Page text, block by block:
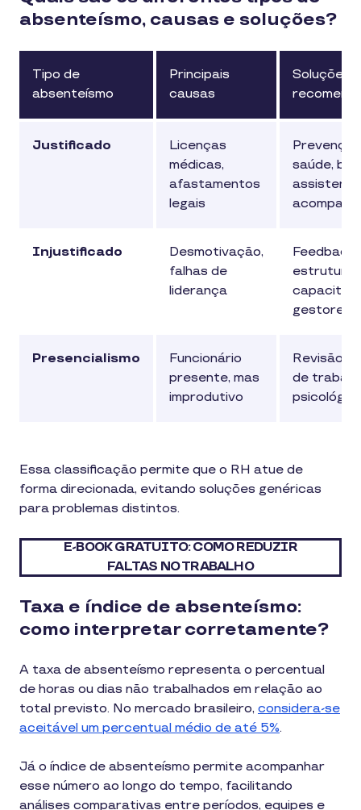
absenteísmo, causas e soluções?
Tipo de
absenteísmo
Principais
causas
Soluções
Justificado
Licenças
médicas,
afastamentos
legais
saúde,
Injustificado
Desmotivação,
falhas de
liderança
Feedbacks
gestores
Presencialismo
Funcionário
presente, mas
improdutivo
Revisão
de
Essa classificação permite que o RH atue de
forma direcionada, evitando soluções genéricas
para problemas distintos.
E-BOOK GRATUITO: COMO REDUZIR
FALTAS NO TRABALHO
Taxa e índice de absenteísmo:
como interpretar corretamente?
A taxa de absenteísmo representa o percentual
de horas ou dias não trabalhados em relação ao
total previsto. No mercado brasileiro, considera-se
aceitável um percentual médio de até 5%.
Já o índice de absenteísmo permite acompanhar
esse número ao longo do tempo, facilitando
análises comparativas entre períodos, equipes e